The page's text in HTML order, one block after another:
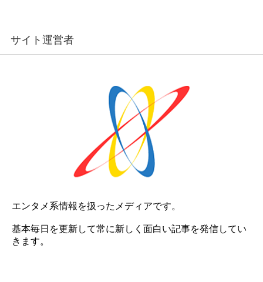
サイト運営者
エンタメ系情報を扱ったメディアです。
基本毎日を更新して常に新しく面白い記事を発信してい
きます。